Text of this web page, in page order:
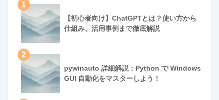
1
【初心者向け】ChatGPTとは？使い方から
仕組み、活用事例まで徹底解説
2
pywinauto 詳細解説：Python で Windows
GUI 自動化をマスターしよう！